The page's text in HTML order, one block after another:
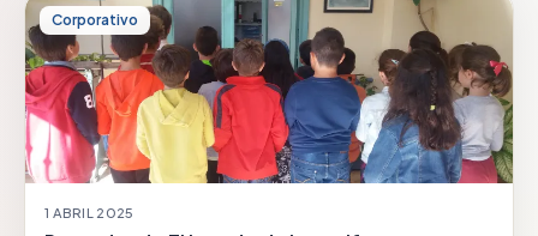
Corporativo
1 ABRIL 2025